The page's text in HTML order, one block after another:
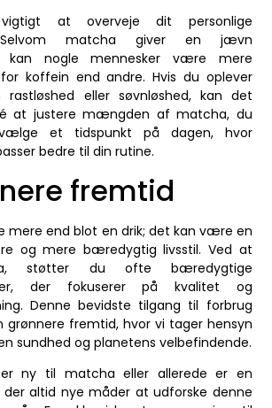
at overveje dit personlige
Selvom matcha giver en jævn
kan nogle mennesker være mere
koffein end andre. Hvis du oplever
rastløshed eller søvnløshed, kan det
at justere mængden af matcha, du
et tidspunkt på dagen, hvor
bedre til din rutine.
fremtid
mere end blot en drik; det kan være en
og mere bæredygtig livsstil. Ved at
støtter du ofte bæredygtige
der fokuserer på kvalitet og
Denne bevidste tilgang til forbrug
grønnere fremtid, hvor vi tager hensyn
sundhed og planetens velbefindende.
ny til matcha eller allerede er en
altid nye måder at udforske denne